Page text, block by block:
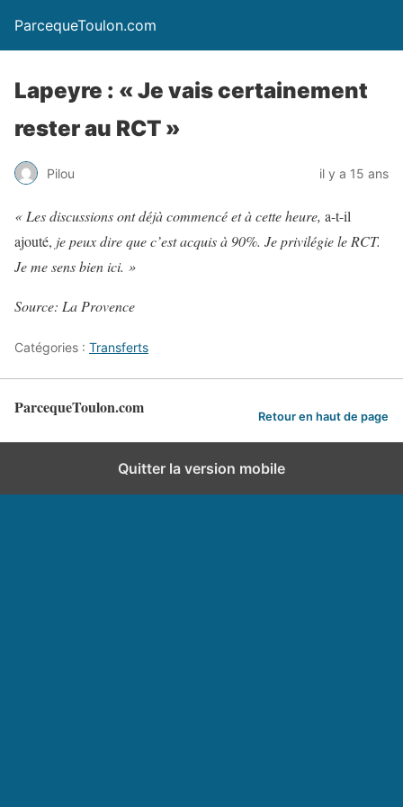
ParcequeToulon.com
Lapeyre : « Je vais certainement
rester au RCT »
Pilou il y a 15 ans
« Les discussions ont déjà commencé et à cette heure, a-t-il
ajouté, je peux dire que c’est acquis à 90%. Je privilégie le RCT.
Je me sens bien ici. »
Source: La Provence
Catégories : Transferts
ParcequeToulon.com Retour en haut de page
Quitter la version mobile